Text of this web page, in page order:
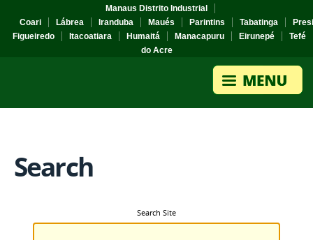
Manaus Distrito Industrial
Coari
Lábrea Iranduba Maués Parintins Tabatinga
Figueiredo
Itacoatiara Humaitá Manacapuru Eirunepé
Tefé
do Acre
Search
Search Site